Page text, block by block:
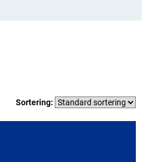
Sortering: